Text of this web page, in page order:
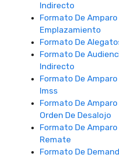
Indirecto
Formato De
Emplazamiento
Formato De
Formato De
Indirecto
Formato De
Imss
Formato De
Orden De Desalojo
Formato De
Remate
Formato De